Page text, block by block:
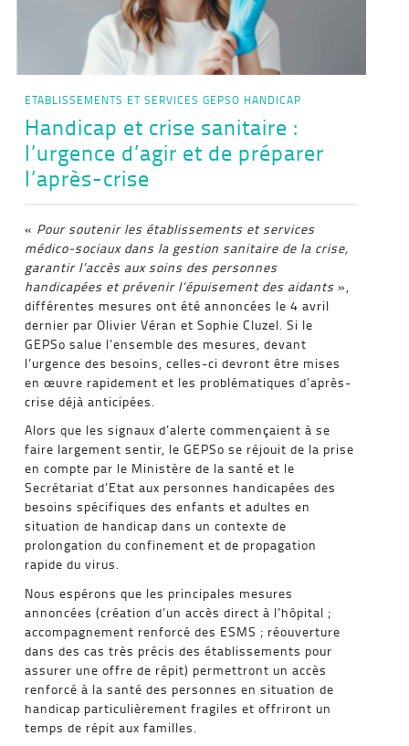
ETABLISSEMENTS ET SERVICES GEPSO HANDICAP
Handicap et crise sanitaire :
l’urgence d’agir et de préparer
l’après-crise
« Pour soutenir les établissements et services
médico-sociaux dans la gestion sanitaire de la crise,
garantir l’accès aux soins des personnes
handicapées et prévenir l’épuisement des aidants »,
différentes mesures ont été annoncées le 4 avril
dernier par Olivier Véran et Sophie Cluzel. Si le
GEPSo salue l’ensemble des mesures, devant
l’urgence des besoins, celles-ci devront être mises
en œuvre rapidement et les problématiques d’après-
crise déjà anticipées.
Alors que les signaux d’alerte commençaient à se
faire largement sentir, le GEPSo se réjouit de la prise
en compte par le Ministère de la santé et le
Secrétariat d’Etat aux personnes handicapées des
besoins spécifiques des enfants et adultes en
situation de handicap dans un contexte de
prolongation du confinement et de propagation
rapide du virus.
Nous espérons que les principales mesures
annoncées (création d’un accès direct à l’hôpital ;
accompagnement renforcé des ESMS ; réouverture
dans des cas très précis des établissements pour
assurer une offre de répit) permettront un accès
renforcé à la santé des personnes en situation de
handicap particulièrement fragiles et offriront un
temps de répit aux familles.